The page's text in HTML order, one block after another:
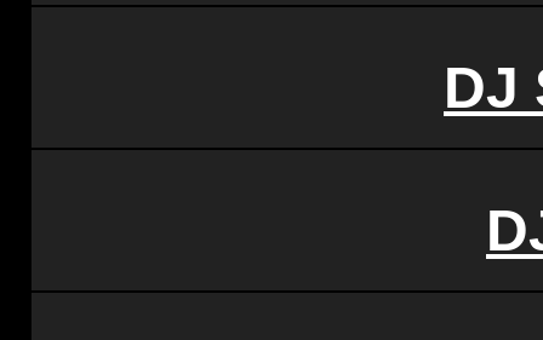
DJ